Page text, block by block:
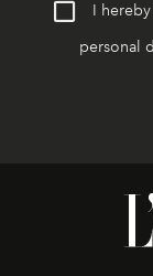
I
personal